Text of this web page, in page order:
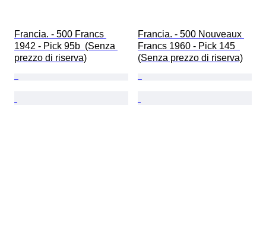
Francia. - 500 Francs
1942 - Pick 95b  (Senza
prezzo di riserva)
Francia. - 500 Nouveaux
Francs 1960 - Pick 145
(Senza prezzo di riserva)